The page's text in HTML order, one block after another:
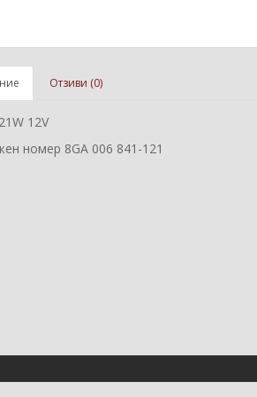
Отзиви (0)
12V
номер 8GA 006 841-121